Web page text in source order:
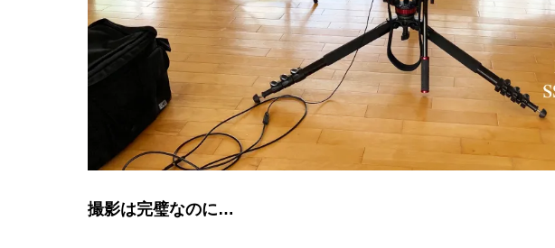
撮影は完璧なのに…